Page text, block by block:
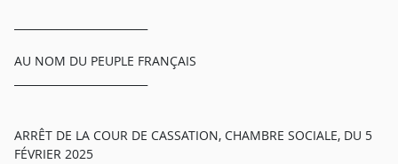
AU NOM DU PEUPLE FRANÇAIS
ARRÊT DE LA COUR DE CASSATION, CHAMBRE SOCIALE, DU 5
FÉVRIER 2025